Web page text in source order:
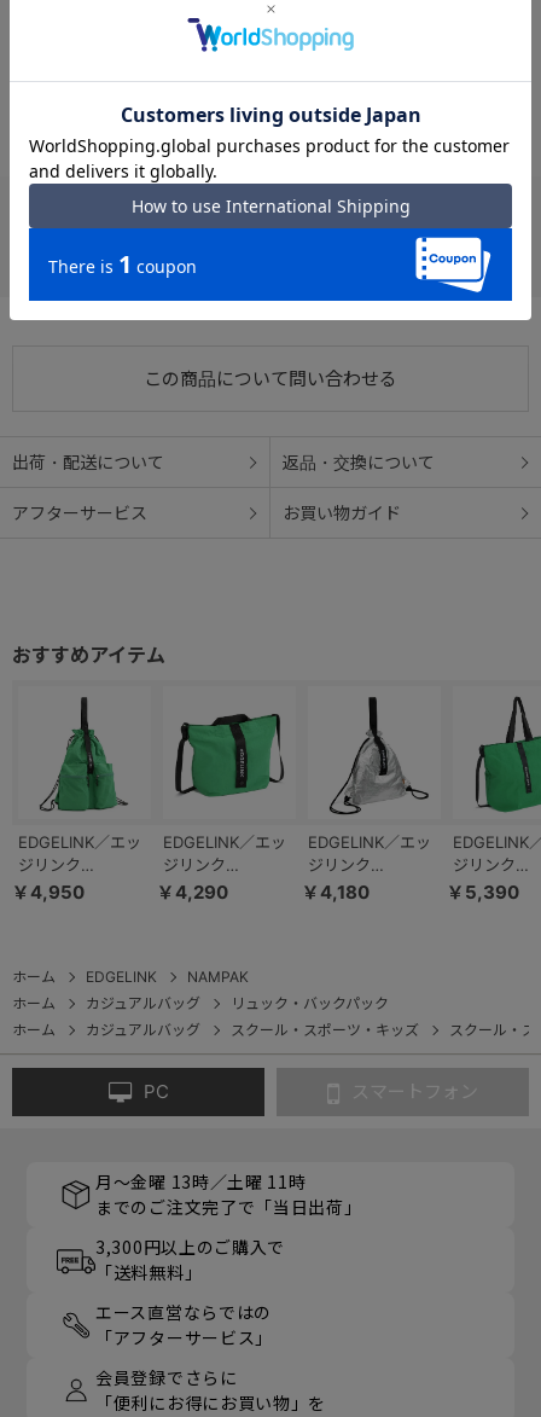
クレジットカード
この商品について問い合わせる
出荷・配送について 返品・交換について
アフターサービス お買い物ガイド
#カジュアル 普段使い
#カジュアル アウトドア #軽い EDGELINK
EDGELINK／エッ
ジリンク
NAMPAK ポケッ
￥4,950
EDGELINK／エッ
ジリンク
NAMPAK ポケッ
￥4,290
EDGELINK／エッ
ジリンク
NAMPAK スティ
￥4,180
EDGELINK
ジリンク
NAMPAK
￥5,390
ホーム EDGELINK
NAMPAK
ホーム
カジュアルバッグ
リュック・バックパック
ホーム
カジュアルバッグ スクール・スポーツ・キッズ スクール・
PC スマートフォン
月～金曜 13時／土曜 11時
までのご注文完了で「当日出荷」
3,300円以上のご購入で
「送料無料」
エース直営ならではの
「アフターサービス」
会員登録でさらに
「便利にお得にお買い物」を